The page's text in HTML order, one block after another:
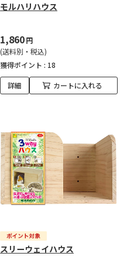
モルハリハウス
1,860円
(送料別・税込)
獲得ポイント : 18
詳細 カートに入れる
スリーウェイハウス